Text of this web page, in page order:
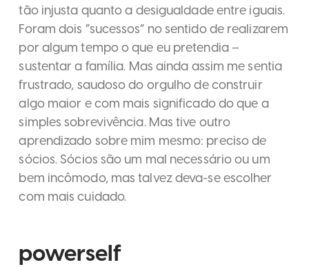
tão injusta quanto a desigualdade entre iguais.
Foram dois “sucessos” no sentido de realizarem
por algum tempo o que eu pretendia –
sustentar a família. Mas ainda assim me sentia
frustrado, saudoso do orgulho de construir
algo maior e com mais significado do que a
simples sobrevivência. Mas tive outro
aprendizado sobre mim mesmo: preciso de
sócios. Sócios são um mal necessário ou um
bem incômodo, mas talvez deva-se escolher
com mais cuidado.
powerself